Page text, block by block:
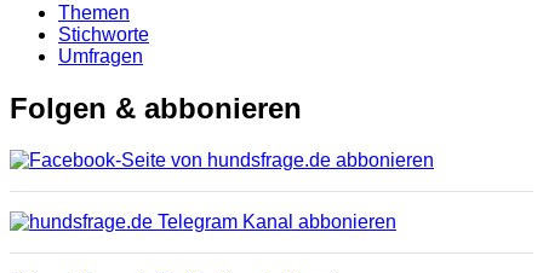
Themen
Stichworte
Umfragen
Folgen & abbonieren